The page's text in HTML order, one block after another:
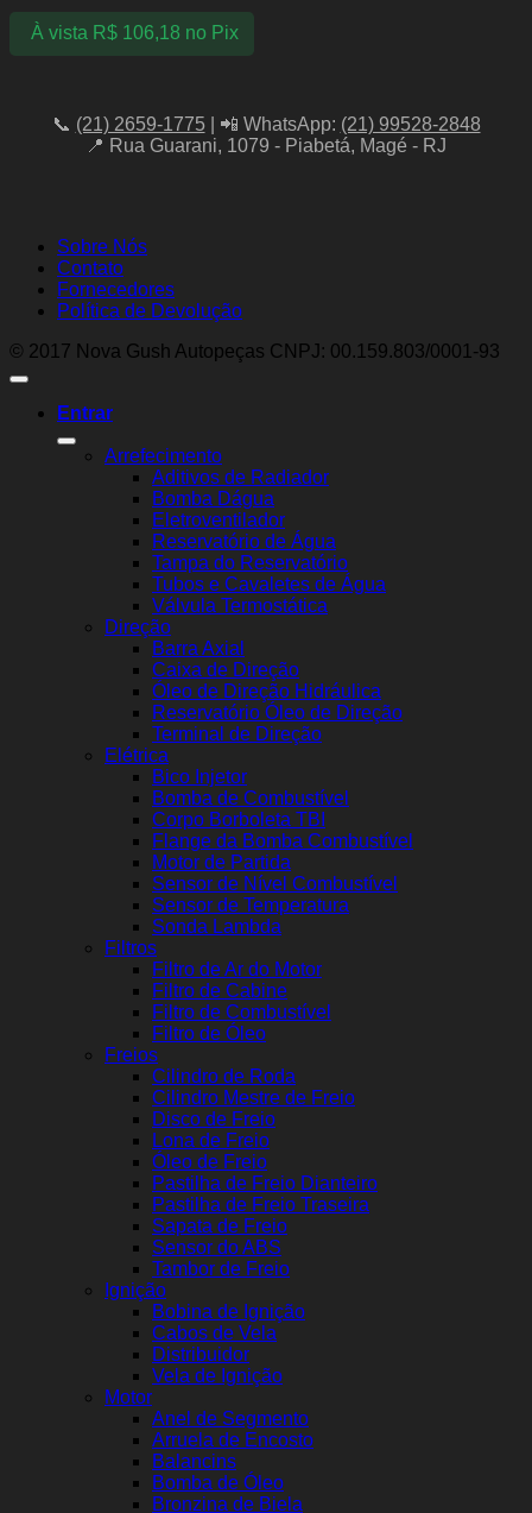
À vista R$106,18 no Pix
📞 (21) 2659-1775| 📲 WhatsApp: (21) 99528-2848
📍 Rua Guarani, 1079 - Piabetá, Magé - RJ
Sobre Nós
Contato
Fornecedores
Política de Devolução
© 2017 Nova Gush Autopeças CNPJ: 00.159.803/0001-93
Entrar
Arrefecimento
Aditivos de Radiador
Bomba Dágua
Eletroventilador
Reservatório de Água
Tampa do Reservatório
Tubos e Cavaletes de Água
Válvula Termostática
Direção
Barra Axial
Caixa de Direção
Óleo de Direção Hidráulica
Reservatório Óleo de Direção
Terminal de Direção
Elétrica
Bico Injetor
Bomba de Combustível
Corpo Borboleta TBI
Flange da Bomba Combustível
Motor de Partida
Sensor de Nível Combustível
Sensor de Temperatura
Sonda Lambda
Filtros
Filtro de Ar do Motor
Filtro de Cabine
Filtro de Combustível
Filtro de Óleo
Freios
Cilindro de Roda
Cilindro Mestre de Freio
Disco de Freio
Lona de Freio
Óleo de Freio
Pastilha de Freio Dianteiro
Pastilha de Freio Traseira
Sapata de Freio
Sensor do ABS
Tambor de Freio
Ignição
Bobina de Ignição
Cabos de Vela
Distribuidor
Vela de Ignição
Motor
Anel de Segmento
Arruela de Encosto
Balancins
Bomba de Óleo
Bronzina de Biela